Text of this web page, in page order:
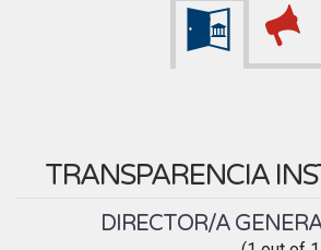
TRANSPARENCIA
DIRECTOR/A